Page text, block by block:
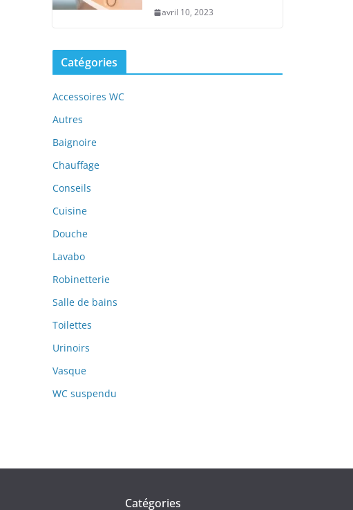
avril 10, 2023
Catégories
Accessoires WC
Autres
Baignoire
Chauffage
Conseils
Cuisine
Douche
Lavabo
Robinetterie
Salle de bains
Toilettes
Urinoirs
Vasque
WC suspendu
Catégories